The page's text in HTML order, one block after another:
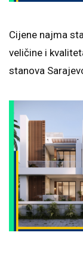
Cijene najma
veličine i
stanova